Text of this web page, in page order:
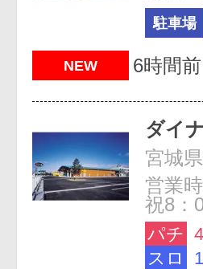
駐車場
NEW 6時間前
ダイ
営業
祝8：
パチ
スロ